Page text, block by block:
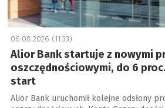
06.08.2026 (11:33)
Alior Bank startuje z nowymi
oszczędnościowymi, do 6
start
Alior Bank uruchomił kolejne odsłony